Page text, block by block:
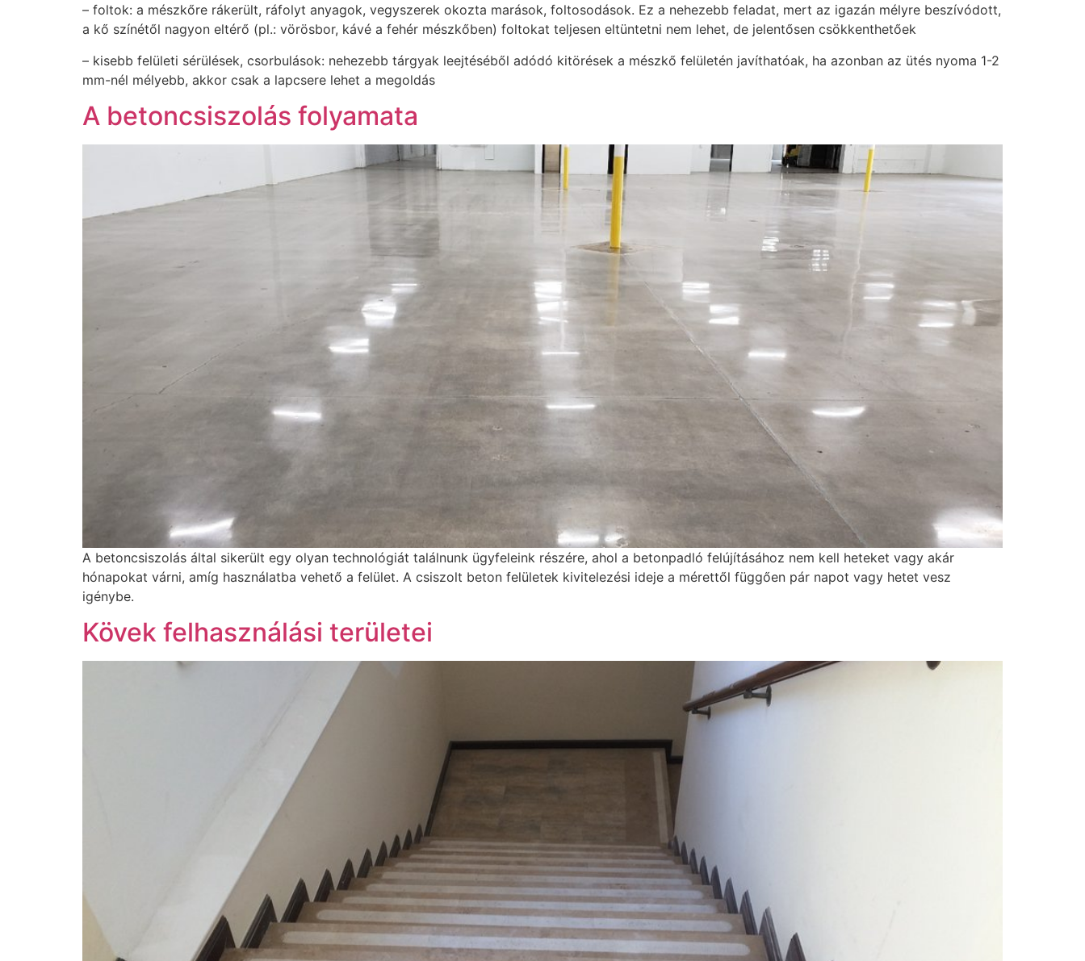
– foltok: a mészkőre rákerült, ráfolyt anyagok, vegyszerek okozta marások, foltosodások. Ez a nehezebb feladat, mert az igazán mélyre beszívódott,
a kő színétől nagyon eltérő (pl.: vörösbor, kávé a fehér mészkőben) foltokat teljesen eltüntetni nem lehet, de jelentősen csökkenthetőek
– kisebb felületi sérülések, csorbulások: nehezebb tárgyak leejtéséből adódó kitörések a mészkő felületén javíthatóak, ha azonban az ütés nyoma 1-2
mm-nél mélyebb, akkor csak a lapcsere lehet a megoldás
A betoncsiszolás folyamata
A betoncsiszolás által sikerült egy olyan technológiát találnunk ügyfeleink részére, ahol a betonpadló felújításához nem kell heteket vagy akár
hónapokat várni, amíg használatba vehető a felület. A csiszolt beton felületek kivitelezési ideje a mérettől függően pár napot vagy hetet vesz
igénybe.
Kövek felhasználási területei